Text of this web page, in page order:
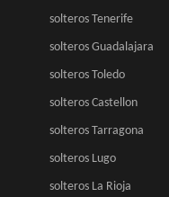
solteros Tenerife
solteros Guadalajara
solteros Toledo
solteros Castellon
solteros Tarragona
solteros Lugo
solteros La Rioja